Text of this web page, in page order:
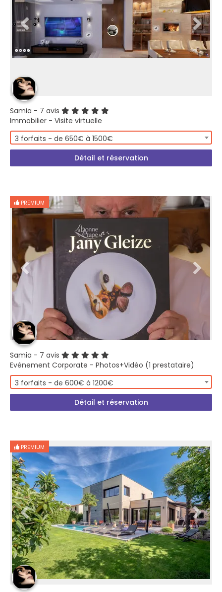
Samia - 7 avis
Immobilier - Visite virtuelle
3 forfaits - de 650€ à 1500€
Détail et réservation
PREMIUM
Samia - 7 avis
Evénement Corporate - Photos+Vidéo (1 prestataire)
3 forfaits - de 600€ à 1200€
Détail et réservation
PREMIUM